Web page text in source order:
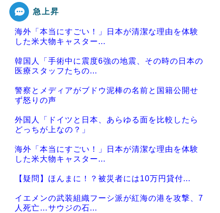
急上昇
海外「本当にすごい！」日本が清潔な理由を体験
した米大物キャスター...
韓国人「手術中に震度6強の地震、その時の日本の
医療スタッフたちの...
警察とメディアがブドウ泥棒の名前と国籍公開せ
ず怒りの声
外国人「ドイツと日本、あらゆる面を比較したら
どっちが上なの？」
海外「本当にすごい！」日本が清潔な理由を体験
した米大物キャスター...
【疑問】ほんまに！？被災者には10万円貸付...
イエメンの武装組織フーシ派が紅海の港を攻撃、7
人死亡…サウジの石...